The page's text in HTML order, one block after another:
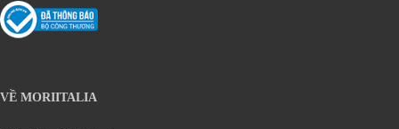
VỀ MORIITALIA